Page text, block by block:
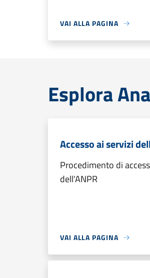
VAI ALLA PAGINA
Esplora
Accesso ai servizi
Procedimento di
dell'ANPR
VAI ALLA PAGINA